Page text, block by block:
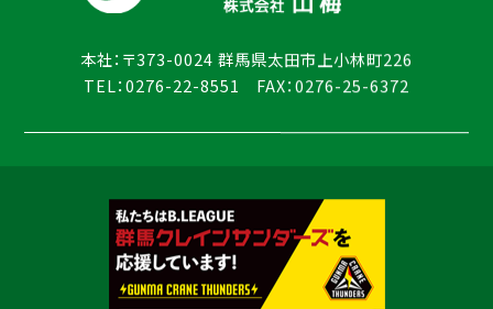
本社：〒373-0024 群馬県太田市上小林町226
TEL：0276-22-8551 FAX：0276-25-6372